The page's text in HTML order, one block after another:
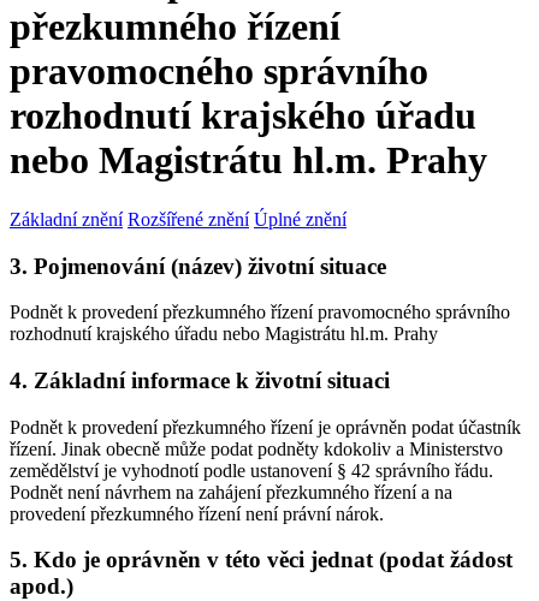
přezkumného řízení
pravomocného správního
rozhodnutí krajského úřadu
nebo Magistrátu hl.m. Prahy
Základní znění Rozšířené znění Úplné znění
3. Pojmenování (název) životní situace
Podnět k provedení přezkumného řízení pravomocného správního
rozhodnutí krajského úřadu nebo Magistrátu hl.m. Prahy
4. Základní informace k životní situaci
Podnět k provedení přezkumného řízení je oprávněn podat účastník
řízení. Jinak obecně může podat podněty kdokoliv a Ministerstvo
zemědělství je vyhodnotí podle ustanovení § 42 správního řádu.
Podnět není návrhem na zahájení přezkumného řízení a na
provedení přezkumného řízení není právní nárok.
5. Kdo je oprávněn v této věci jednat (podat žádost
apod.)